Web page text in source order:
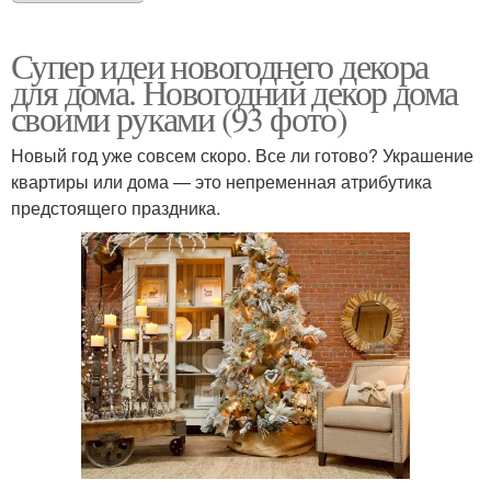
Супер идеи новогоднего декора
для дома. Новогодний декор дома
своими руками (93 фото)
Новый год уже совсем скоро. Все ли готово? Украшение
квартиры или дома — это непременная атрибутика
предстоящего праздника.